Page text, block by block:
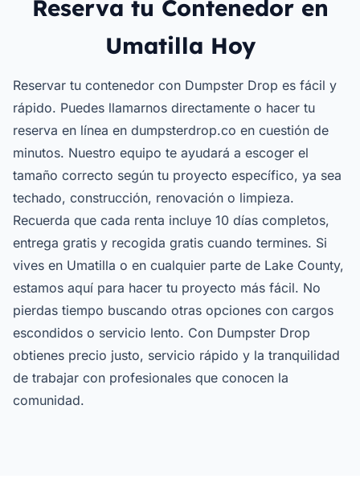
Reserva tu Contenedor en
Umatilla Hoy
Reservar tu contenedor con Dumpster Drop es fácil y
rápido. Puedes llamarnos directamente o hacer tu
reserva en línea en dumpsterdrop.co en cuestión de
minutos. Nuestro equipo te ayudará a escoger el
tamaño correcto según tu proyecto específico, ya sea
techado, construcción, renovación o limpieza.
Recuerda que cada renta incluye 10 días completos,
entrega gratis y recogida gratis cuando termines. Si
vives en Umatilla o en cualquier parte de Lake County,
estamos aquí para hacer tu proyecto más fácil. No
pierdas tiempo buscando otras opciones con cargos
escondidos o servicio lento. Con Dumpster Drop
obtienes precio justo, servicio rápido y la tranquilidad
de trabajar con profesionales que conocen la
comunidad.